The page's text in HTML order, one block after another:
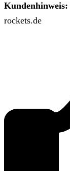
Kundenhinweis:
rockets.de